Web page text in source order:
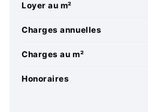
Loyer au m²
Charges annuelles
Charges au m²
Honoraires